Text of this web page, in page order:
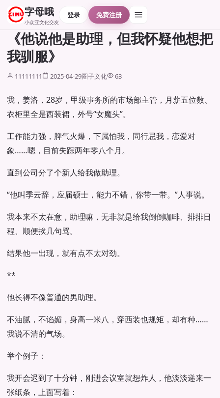
字母哦
小众亚文化交友
登录 免费注册
《他说他是助理，但我怀疑他想把
我驯服》
11111111 2025-04-29圈子文化 63
我，姜洛，28岁，甲级事务所的市场部主管，月薪五位数、
衣柜里全是西装裙，外号“女魔头”。
工作能力强，脾气火爆，下属怕我，同行忌我，恋爱对
象……嗯，目前失踪两年零八个月。
直到公司分了个新人给我做助理。
“他叫季云辞，应届硕士，能力不错，你带一带。”人事说。
我本来不太在意，助理嘛，无非就是给我倒倒咖啡、排排日
程、顺便挨几句骂。
结果他一出现，就有点不太对劲。
**
他长得不像普通的男助理。
不油腻，不谄媚，身高一米八，穿西装也规矩，却有种……
我说不清的气场。
举个例子：
我开会迟到了十分钟，刚进会议室就想炸人，他淡淡递来一
张纸条，上面写着：